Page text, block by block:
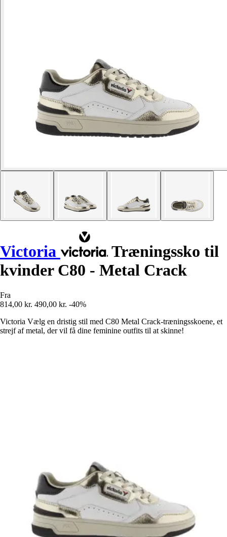
Victoria
Træningssko til
kvinder C80 - Metal Crack
Fra
814,00 kr. 490,00 kr. -40%
Victoria Vælg en dristig stil med C80 Metal Crack-træningsskoene, et
strejf af metal, der vil få dine feminine outfits til at skinne!